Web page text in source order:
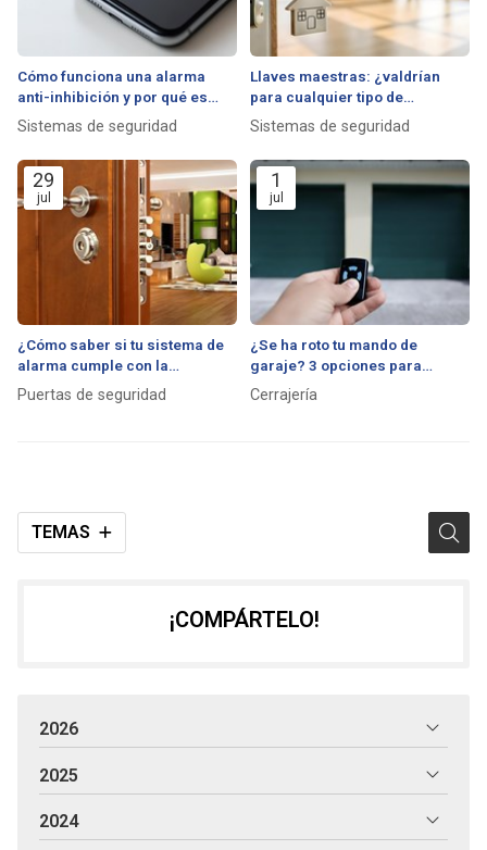
TEMAS
Cómo funciona una alarma
anti-inhibición y por qué es
vital contra los ladrones
Sistemas de seguridad
Llaves maestras: ¿valdrían
para cualquier tipo de
cerradura?
Sistemas de seguridad
29
jul
¿Cómo saber si tu sistema de
alarma cumple con la
normativa vigente?
Puertas de seguridad
1
jul
¿Se ha roto tu mando de
garaje? 3 opciones para
solucionarlo rápido y barato
Cerrajería
¡COMPÁRTELO!
2026
2025
2024